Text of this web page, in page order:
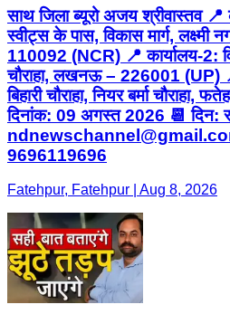
साथ जिला ब्यूरो अजय श्रीवास्तव 📍
स्वीट्स के पास, विकास मार्ग, लक्ष्मी
110092 (NCR) 📍 कार्यालय-2:
चौराहा, लखनऊ – 226001 (UP)
बिहारी चौराहा, नियर बर्मा
दिनांक: 09 अगस्त 2026 📆 दिन:
9696119696
Fatehpur, Fatehpur | Aug 8, 2026